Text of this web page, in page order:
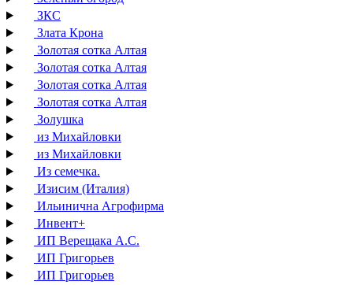
ЗКС
Злата Крона
Золотая сотка Алтая
Золотая сотка Алтая
Золотая сотка Алтая
Золотая сотка Алтая
Золушка
из Михайловки
из Михайловки
Из семечка.
Изисим (Италия)
Ильинична Агрофирма
Инвент+
ИП Верещака А.С.
ИП Григорьев
ИП Григорьев